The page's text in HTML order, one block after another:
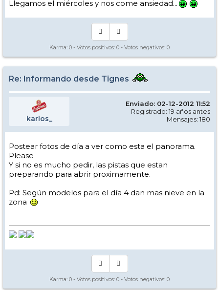
Llegamos el miércoles y nos come ansiedad...
Karma: 0 - Votos positivos: 0 - Votos negativos: 0
Re: Informando desde Tignes
karlos_
Enviado: 02-12-2012 11:52
Registrado: 19 años antes
Mensajes: 180
Postear fotos de día a ver como esta el panorama.
Please
Y si no es mucho pedir, las pistas que estan
preparando para abrir proximamente.
Pd: Según modelos para el día 4 dan mas nieve en la
zona
Karma: 0 - Votos positivos: 0 - Votos negativos: 0